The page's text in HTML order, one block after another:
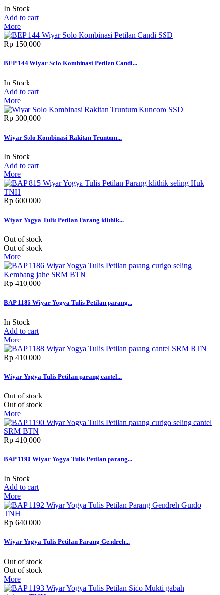
In Stock
Add to cart
More
Rp‎ 150,000
BEP 144 Wiyar Solo Kombinasi Petilan Candi...
In Stock
Add to cart
More
Rp‎ 300,000
Wiyar Solo Kombinasi Rakitan Truntum...
In Stock
Add to cart
More
Rp‎ 600,000
Wiyar Yogya Tulis Petilan Parang klithik...
Out of stock
Out of stock
More
Rp‎ 410,000
BAP 1186 Wiyar Yogya Tulis Petilan parang...
In Stock
Add to cart
More
Rp‎ 410,000
Wiyar Yogya Tulis Petilan parang cantel...
Out of stock
Out of stock
More
Rp‎ 410,000
BAP 1190 Wiyar Yogya Tulis Petilan parang...
In Stock
Add to cart
More
Rp‎ 640,000
Wiyar Yogya Tulis Petilan Parang Gendreh...
Out of stock
Out of stock
More